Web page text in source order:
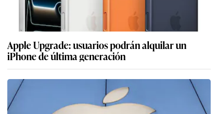
Apple Upgrade: usuarios podrán alquilar un
iPhone de última generación